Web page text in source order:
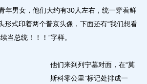
男女，他们大约有30人左右，统一穿着鲜
式印着两个普京头像，下面还有“我们想看
总统！！！”字样。
他们来到列宁墓对面，在“莫
斯科零公里”标记处排成一